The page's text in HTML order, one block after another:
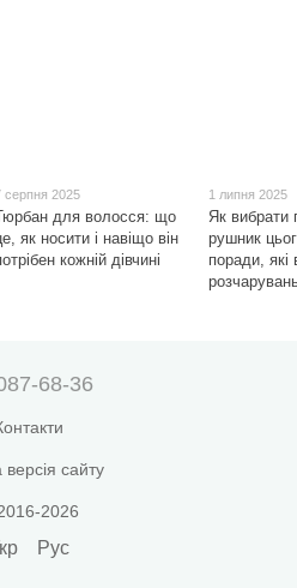
серпня 2025
для волосся: що
як носити і навіщо він
кожній дівчині
1 липня 2025
Як вибрати
рушник
поради, які
68-36
сайту
2026
Рус